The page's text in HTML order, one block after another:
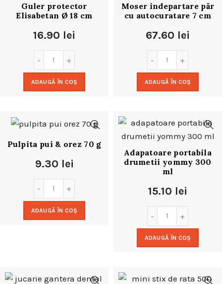
Guler protector
Elisabetan Ø 18 cm
16.90 lei
ADAUGĂ ÎN COȘ
Moser indepartare păr
cu autocuratare 7 cm
67.60 lei
ADAUGĂ ÎN COȘ
Pulpita pui & orez 70 g
9.30 lei
ADAUGĂ ÎN COȘ
Adapatoare portabila
drumetii yommy 300
ml
15.10 lei
ADAUGĂ ÎN COȘ